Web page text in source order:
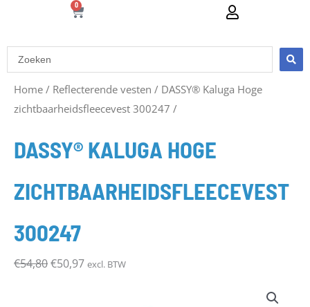
0
WINKELWAGEN
Search
...
Home / Reflecterende vesten / DASSY® Kaluga Hoge
zichtbaarheidsfleecevest 300247 /
DASSY® KALUGA HOGE
ZICHTBAARHEIDSFLEECEVEST
300247
€54,80
Oorspronkelijke
prijs
€54,80.
€50,97
Huidige
prijs
€50,97.
excl. BTW